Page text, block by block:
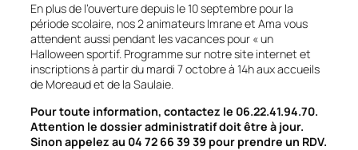
En plus de l’ouverture depuis le 10 septembre pour la
période scolaire, nos 2 animateurs Imrane et Ama vous
attendent aussi pendant les vacances pour « un
Halloween sportif. Programme sur notre site internet et
inscriptions à partir du mardi 7 octobre à 14h aux accueils
de Moreaud et de la Saulaie.
Pour toute information, contactez le 06.22.41.94.70.
Attention le dossier administratif doit être à jour.
Sinon appelez au 04 72 66 39 39 pour prendre un RDV.